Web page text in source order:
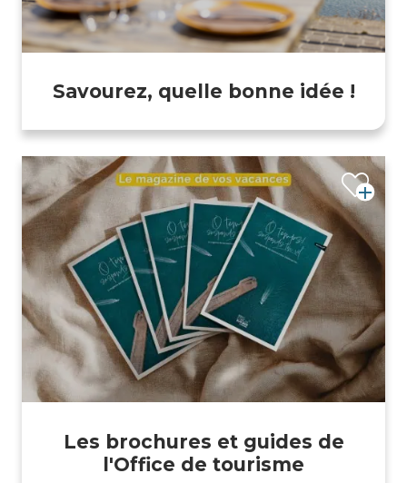
Savourez, quelle bonne idée !
Les brochures et guides de
l'Office de tourisme